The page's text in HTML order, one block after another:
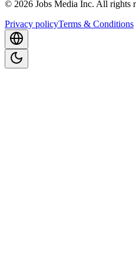
© 2026 Jobs Media Inc. All rights
Privacy policyTerms & Conditions